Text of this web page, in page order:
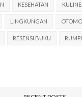
KESEHATAN
LINGKUNGAN
RESENSI BUKU